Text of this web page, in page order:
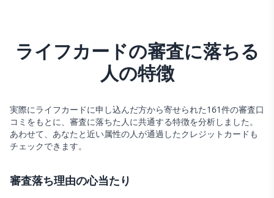
ライフカードの審査に落ちる
人の特徴
実際にライフカードに申し込んだ方から寄せられた161件の審査口
コミをもとに、審査に落ちた人に共通する特徴を分析しました。
あわせて、あなたと近い属性の人が通過したクレジットカード も
チェックできます。
審査落ち理由の心当たり